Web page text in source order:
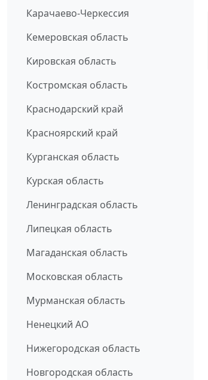
Карачаево-Черкессия
Кемеровская область
Кировская область
Костромская область
Краснодарский край
Красноярский край
Курганская область
Курская область
Ленинградская область
Липецкая область
Магаданская область
Московская область
Мурманская область
Ненецкий АО
Нижегородская область
Новгородская область